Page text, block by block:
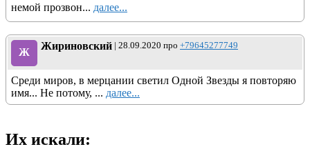
немой прозвон... далее...
Ж
Жириновский | 28.09.2020 про +79645277749
Среди миров, в мерцании светил Одной Звезды я повторяю
имя... Не потому, ... далее...
Их искали: